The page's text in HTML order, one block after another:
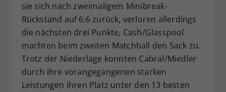
sie sich nach zweimaligem Minibreak-
Rückstand auf 6:6 zurück, verloren allerdings
die nächsten drei Punkte, Cash/Glasspool
machten beim zweiten Matchball den Sack zu.
Trotz der Niederlage konnten Cabral/Miedler
durch ihre vorangegangenen starken
Leistungen ihren Platz unter den 13 besten